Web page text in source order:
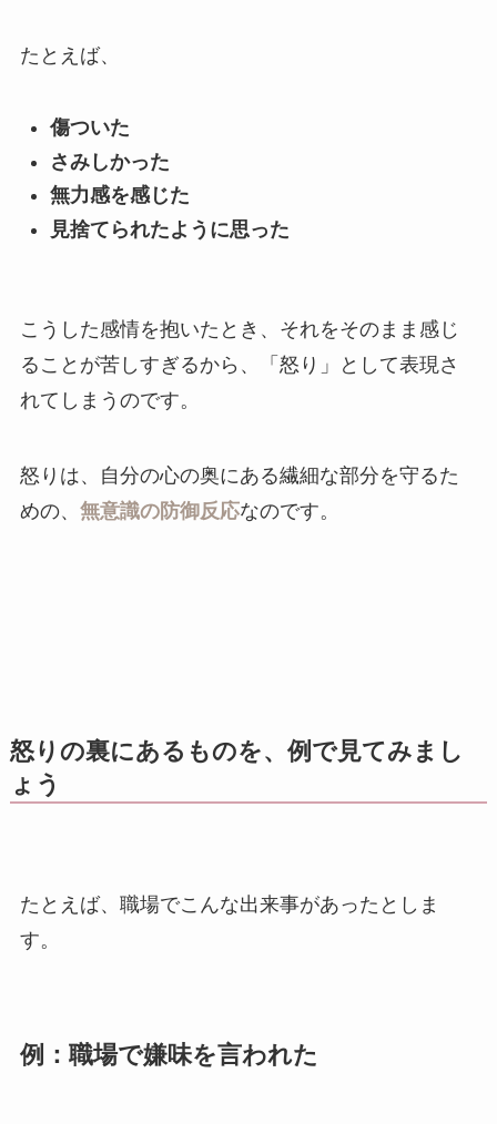
たとえば、
傷ついた
さみしかった
無力感を感じた
見捨てられたように思った
こうした感情を抱いたとき、それをそのまま感じ
ることが苦しすぎるから、「怒り」として表現さ
れてしまうのです。
怒りは、自分の心の奥にある繊細な部分を守るた
めの、 無意識の防御反応なのです。
怒りの裏にあるものを、例で見てみまし
ょう
たとえば、職場でこんな出来事があったとしま
す。
例：職場で嫌味を言われた